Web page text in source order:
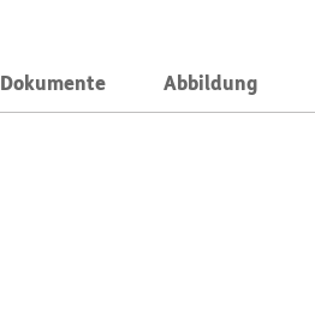
Dokumente Abbildung